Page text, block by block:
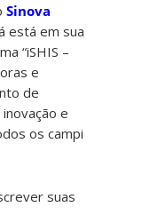
Sinova
está em sua
“iSHIS –
e
de
e
os campi
suas